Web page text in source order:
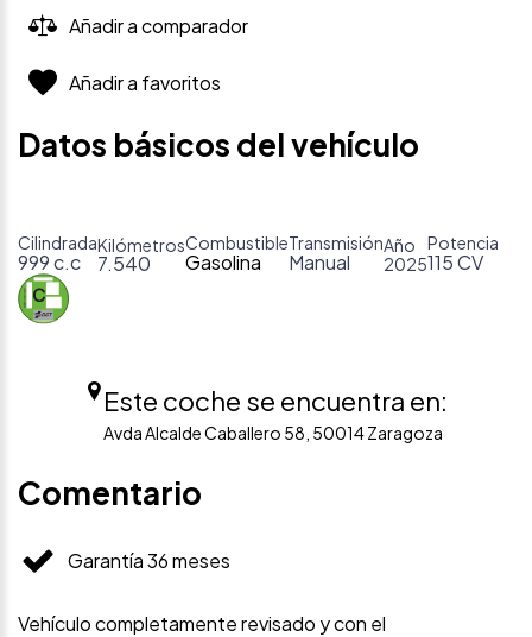
Añadir a comparador
Añadir a favoritos
Datos básicos del vehículo
Cilindrada
999 c.c
Kilómetros
7.540
Combustible
Gasolina
Transmisión
Manual
Año
2025
Potencia
115 CV
Este coche se encuentra en:
Avda Alcalde Caballero 58, 50014 Zaragoza
Comentario
Garantía 36 meses
Vehículo completamente revisado y con el